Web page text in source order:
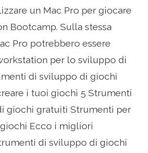
un Mac Pro per giocare
Bootcamp. Sulla stessa
Pro potrebbero essere
per lo sviluppo di
di sviluppo di giochi
i tuoi giochi 5 Strumenti
giochi gratuiti Strumenti per
Ecco i migliori
di sviluppo di giochi